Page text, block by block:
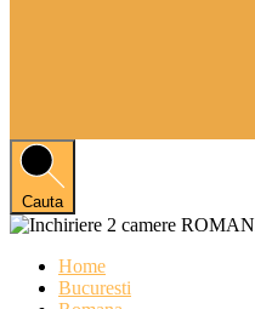
Cauta
Home
Bucuresti